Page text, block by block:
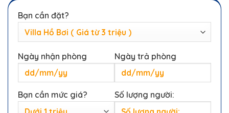
Bạn cần đặt?
Ngày nhận phòng Ngày trả phòng
Bạn cần mức giá? Số lượng người: